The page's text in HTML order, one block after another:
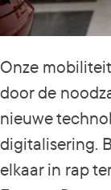
Onze
door de
nieuwe
digitalisering.
elkaar in rap